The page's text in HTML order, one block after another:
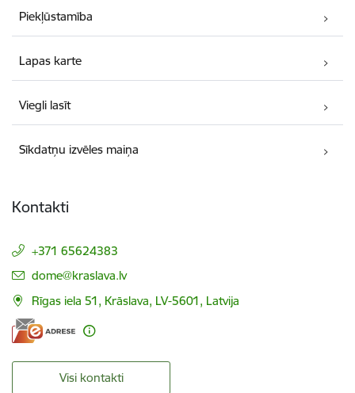
Piekļūstamība
Lapas karte
Viegli lasīt
Sīkdatņu izvēles maiņa
Kontakti
+371 65624383
E-pasts:
dome@kraslava.lv
Rīgas iela 51, Krāslava, LV-5601, Latvija
Visi kontakti